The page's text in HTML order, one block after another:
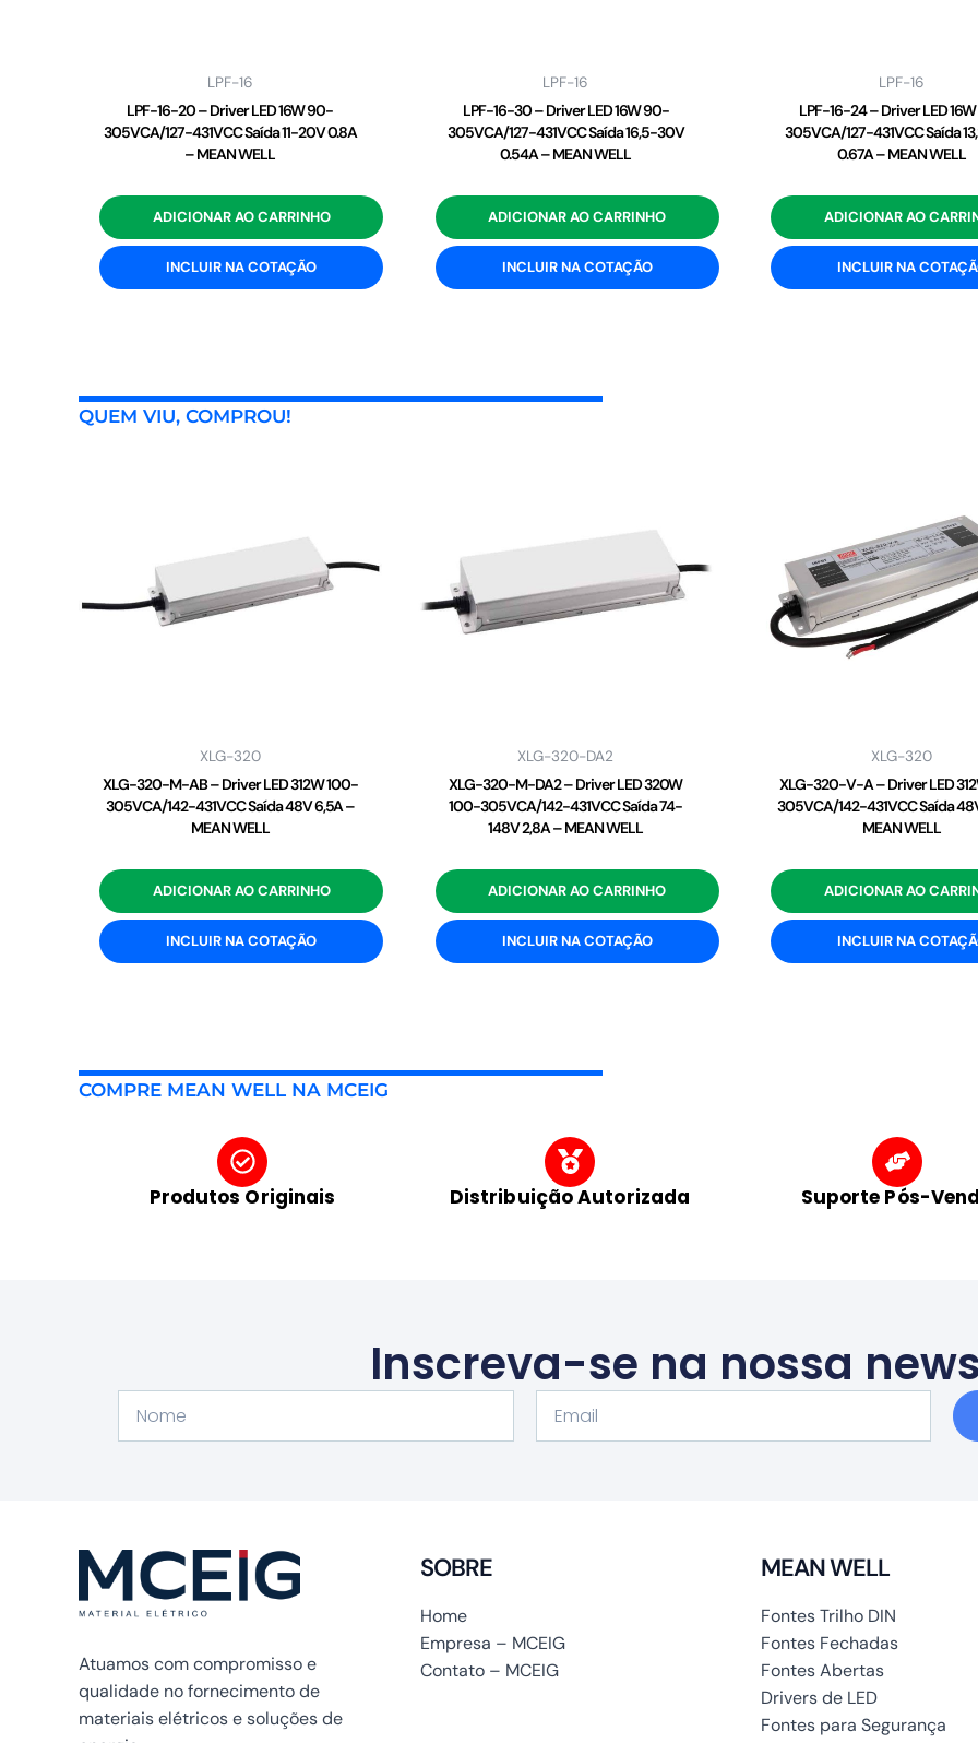
LPF-16
LPF-16-20 – Driver LED 16W 90-
305VCA/127-431VCC Saída 11-20V 0.8A
– MEAN WELL
ADICIONAR AO CARRINHO
INCLUIR NA COTAÇÃO
LPF-16
LPF-16-30 – Driver LED 16W 90-
305VCA/127-431VCC Saída 16,5-30V
0.54A – MEAN WELL
ADICIONAR AO CARRINHO
INCLUIR NA COTAÇÃO
LPF-16
LPF-16-24 – Driver LED
305VCA/127-431VCC Saída
0.67A – MEAN WELL
ADICIONAR AO
INCLUIR NA
QUEM VIU, COMPROU!
XLG-320
XLG-320-M-AB – Driver LED 312W 100-
305VCA/142-431VCC Saída 48V 6,5A –
MEAN WELL
ADICIONAR AO CARRINHO
INCLUIR NA COTAÇÃO
XLG-320-DA2
XLG-320-M-DA2 – Driver LED 320W
100-305VCA/142-431VCC Saída 74-
148V 2,8A – MEAN WELL
ADICIONAR AO CARRINHO
INCLUIR NA COTAÇÃO
XLG-320
XLG-320-V-A – Driver LED
305VCA/142-431VCC Saída
MEAN WELL
ADICIONAR AO
INCLUIR NA
COMPRE MEAN WELL NA MCEIG
Produtos Originais Distribuição Autorizada Suporte Pós-
Inscreva-se na nossa
Atuamos com compromisso e
qualidade no fornecimento de
materiais elétricos e soluções de
SOBRE
Home
Empresa – MCEIG
Contato – MCEIG
MEAN WELL
Fontes Trilho DIN
Fontes Fechadas
Fontes Abertas
Drivers de LED
Fontes para Segurança